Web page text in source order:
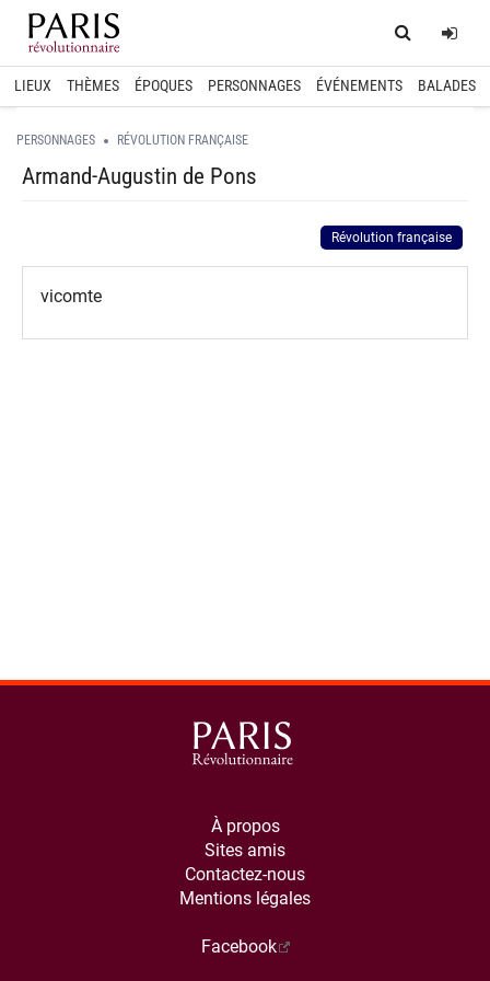
Home
LIEUX THÈMES ÉPOQUES PERSONNAGES ÉVÉNEMENTS BALADES
PERSONNAGES RÉVOLUTION FRANÇAISE
Armand-Augustin de Pons
Révolution française
vicomte
À propos
Sites amis
Contactez-nous
Mentions légales
Facebook